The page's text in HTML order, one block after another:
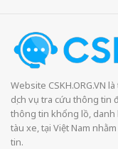
Website CSKH.ORG.VN
dịch vụ tra cứu thông tin
thông tin khổng lồ, danh
tàu xe, tại Việt Nam
tin.